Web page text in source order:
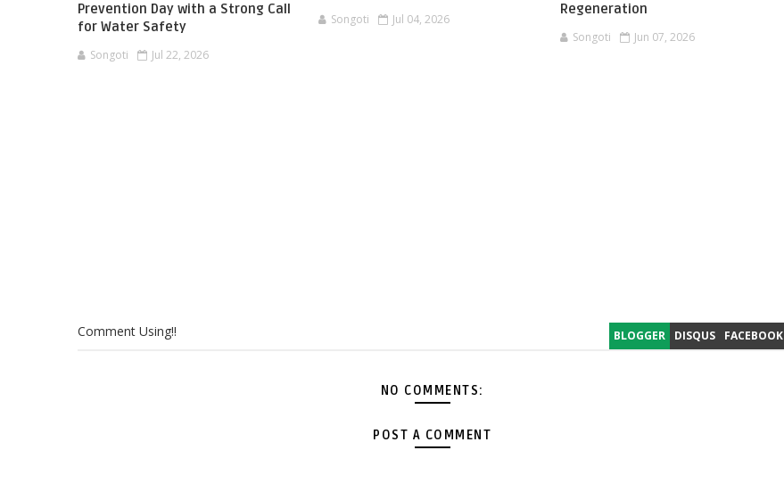
Prevention Day with a Strong Call
for Water Safety
Songoti Jul 22, 2026
Songoti Jul 04, 2026
Regeneration
Songoti Jun 07, 2026
BLOGGER DISQUS FACEBOOK
Comment Using!!
NO COMMENTS:
POST A COMMENT